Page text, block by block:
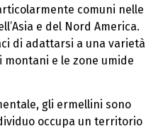
comuni nelle
e del Nord America.
di adattarsi a una varietà
e le zone umide
gli ermellini sono
occupa un territorio